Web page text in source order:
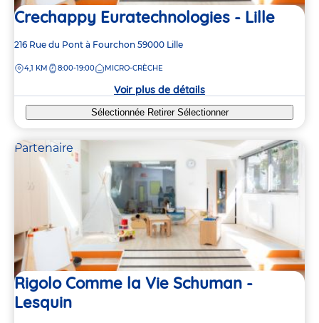
Crechappy Euratechnologies - Lille
Adresse
la
216 Rue du Pont à Fourchon 59000 Lille
DISTANCE
4,1 KM 8:00-19:00 MICRO-CRÈCHE
Voir plus de détails
Sélectionnée Retirer Sélectionner
Partenaire
Rigolo Comme la Vie Schuman -
Lesquin